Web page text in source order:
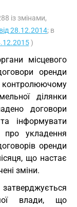
із змінами,
28.12.2014; в
)
місцевого
оренди
контролюючому
ділянки
договори
інформувати
про укладення
оренди
що настає
зміни.
влади, що